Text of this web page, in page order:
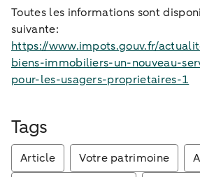
Toutes les informations sont
suivante:
https://www.impots.gouv.fr/
biens-immobiliers-un-nouveau-
pour-les-usagers-proprietaires-1
Tags
Article Votre patrimoine